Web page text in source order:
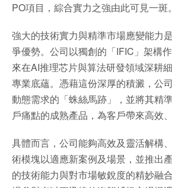
PO項目，綜合實力之強由此可見一斑。
強大的技術實力與精準市場應變能力
爭優勢。公司以獨創的「IFIC」架構
來在AI推理芯片與算法研發領域深耕
專業底蘊。憑藉這份深厚的積澱，公
動態需求的「蛛絲馬跡」，並將其精
戶痛點的成熟產品，為客戶帶來高效
具體而言，公司能夠高效及靈活解構
術模塊以適應新案例及場景，並推出
的技術能力與對市場敏銳度的精妙融